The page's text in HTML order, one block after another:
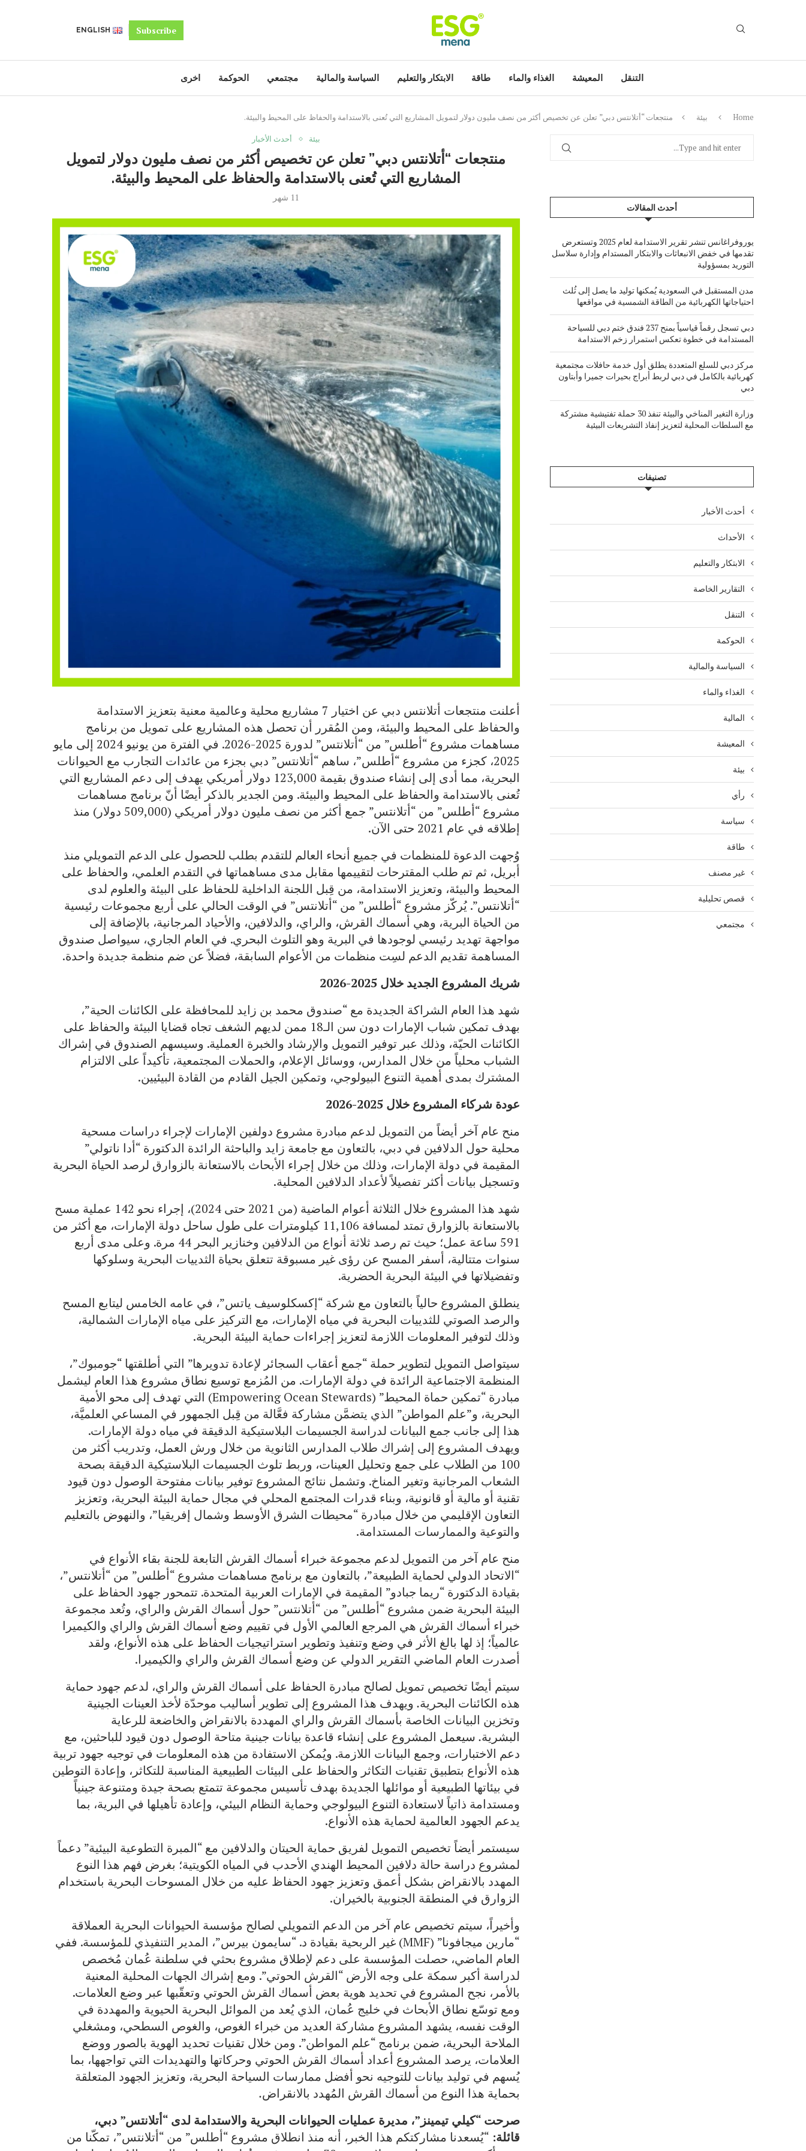
Subscribe
ENGLISH
التنقل المعيشة الغذاء والماء طاقة الابتكار والتعليم السياسة والمالية مجتمعي الحوكمة اخرى
Home بيئة
منتجعات “أتلانتس دبي” تعلن عن تخصيص أكثر من نصف مليون دولار لتمويل المشاريع التي تُعنى بالاستدامة والحفاظ على المحيط والبيئة.
بيئة
أحدث الأخبار
منتجعات “أتلانتس دبي” تعلن عن تخصيص أكثر من نصف مليون دولار لتمويل
المشاريع التي تُعنى بالاستدامة والحفاظ على المحيط والبيئة.
11 شهر
أعلنت منتجعات أتلانتس دبي عن اختيار 7 مشاريع محلية وعالمية معنية بتعزيز الاستدامة
والحفاظ على المحيط والبيئة، ومن المُقرر أن تحصل هذه المشاريع على تمويل من برنامج
مساهمات مشروع “أطلس” من “أتلانتس” لدورة 2025-2026. في الفترة من يونيو 2024 إلى مايو
2025، كجزء من مشروع “أطلس”، ساهم “أتلانتس” دبي بجزء من عائدات التجارب مع الحيوانات
البحرية، مما أدى إلى إنشاء صندوق بقيمة 123,000 دولار أمريكي يهدف إلى دعم المشاريع التي
تُعنى بالاستدامة والحفاظ على المحيط والبيئة. ومن الجدير بالذكر أيضًا أنّ برنامج مساهمات
مشروع “أطلس” من “أتلانتس” جمع أكثر من نصف مليون دولار أمريكي (509,000 دولار) منذ
إطلاقه في عام 2021 حتى الآن.
وُجهت الدعوة للمنظمات في جميع أنحاء العالم للتقدم بطلب للحصول على الدعم التمويلي منذ
أبريل، ثم تم طلب المقترحات لتقييمها مقابل مدى مساهماتها في التقدم العلمي، والحفاظ على
المحيط والبيئة، وتعزيز الاستدامة، من قِبل اللجنة الداخلية للحفاظ على البيئة والعلوم لدى
“أتلانتس”. يُركّز مشروع “أطلس” من “أتلانتس” في الوقت الحالي على أربع مجموعات رئيسية
من الحياة البرية، وهي أسماك القرش، والراي، والدلافين، والأحياد المرجانية، بالإضافة إلى
مواجهة تهديد رئيسي لوجودها في البرية وهو التلوث البحري. في العام الجاري، سيواصل صندوق
المساهمة تقديم الدعم لسِت منظمات من الأعوام السابقة، فضلاً عن ضم منظمة جديدة واحدة.
شريك المشروع الجديد خلال 2025-2026
شهد هذا العام الشراكة الجديدة مع “صندوق محمد بن زايد للمحافظة على الكائنات الحية”،
بهدف تمكين شباب الإمارات دون سن الـ18 ممن لديهم الشغف تجاه قضايا البيئة والحفاظ على
الكائنات الحيّة، وذلك عبر توفير التمويل والإرشاد والخبرة العملية. وسيسهم الصندوق في إشراك
الشباب محلياً من خلال المدارس، ووسائل الإعلام، والحملات المجتمعية، تأكيداً على الالتزام
المشترك بمدى أهمية التنوع البيولوجي، وتمكين الجيل القادم من القادة البيئيين.
عودة شركاء المشروع خلال 2025-2026
منح عام آخر أيضاً من التمويل لدعم مبادرة مشروع دولفين الإمارات لإجراء دراسات مسحية
محلية حول الدلافين في دبي، بالتعاون مع جامعة زايد والباحثة الرائدة الدكتورة “أدا ناتولي”
المقيمة في دولة الإمارات، وذلك من خلال إجراء الأبحاث بالاستعانة بالزوارق لرصد الحياة البحرية
وتسجيل بيانات أكثر تفصيلاً لأعداد الدلافين المحلية.
شهد هذا المشروع خلال الثلاثة أعوام الماضية (من 2021 حتى 2024)، إجراء نحو 142 عملية مسح
بالاستعانة بالزوارق تمتد لمسافة 11,106 كيلومترات على طول ساحل دولة الإمارات، مع أكثر من
591 ساعة عمل؛ حيث تم رصد ثلاثة أنواع من الدلافين وخنازير البحر 44 مرة. وعلى مدى أربع
سنوات متتالية، أسفر المسح عن رؤى غير مسبوقة تتعلق بحياة الثدييات البحرية وسلوكها
وتفضيلاتها في البيئة البحرية الحضرية.
ينطلق المشروع حالياً بالتعاون مع شركة “إكسكلوسيف ياتس”، في عامه الخامس ليتابع المسح
والرصد الصوتي للثدييات البحرية في مياه الإمارات، مع التركيز على مياه الإمارات الشمالية،
وذلك لتوفير المعلومات اللازمة لتعزيز إجراءات حماية البيئة البحرية.
سيتواصل التمويل لتطوير حملة “جمع أعقاب السجائر لإعادة تدويرها” التي أطلقتها “جومبوك”،
المنظمة الاجتماعية الرائدة في دولة الإمارات. من المُزمع توسيع نطاق مشروع هذا العام ليشمل
مبادرة “تمكين حماة المحيط” (Empowering Ocean Stewards) التي تهدف إلى محو الأمية
البحرية، و”علم المواطن” الذي يتضمَّن مشاركة فعَّالة من قِبل الجمهور في المساعي العلميَّة،
هذا إلى جانب جمع البيانات لدراسة الجسيمات البلاستيكية الدقيقة في مياه دولة الإمارات.
ويهدف المشروع إلى إشراك طلاب المدارس الثانوية من خلال ورش العمل، وتدريب أكثر من
100 من الطلاب على جمع وتحليل العينات، وربط تلوث الجسيمات البلاستيكية الدقيقة بصحة
الشعاب المرجانية وتغير المناخ. وتشمل نتائج المشروع توفير بيانات مفتوحة الوصول دون قيود
تقنية أو مالية أو قانونية، وبناء قدرات المجتمع المحلي في مجال حماية البيئة البحرية، وتعزيز
التعاون الإقليمي من خلال مبادرة “محيطات الشرق الأوسط وشمال إفريقيا”، والنهوض بالتعليم
والتوعية والممارسات المستدامة.
منح عام آخر من التمويل لدعم مجموعة خبراء أسماك القرش التابعة للجنة بقاء الأنواع في
“الاتحاد الدولي لحماية الطبيعة”، بالتعاون مع برنامج مساهمات مشروع “أطلس” من “أتلانتس”،
بقيادة الدكتورة “ريما جبادو” المقيمة في الإمارات العربية المتحدة. تتمحور جهود الحفاظ على
البيئة البحرية ضمن مشروع “أطلس” من “أتلانتس” حول أسماك القرش والراي، وتُعد مجموعة
خبراء أسماك القرش هي المرجع العالمي الأول في تقييم وضع أسماك القرش والراي والكيميرا
عالمياً؛ إذ لها بالغ الأثر في وضع وتنفيذ وتطوير استراتيجيات الحفاظ على هذه الأنواع، ولقد
أصدرت العام الماضي التقرير الدولي عن وضع أسماك القرش والراي والكيميرا.
سيتم أيضًا تخصيص تمويل لصالح مبادرة الحفاظ على أسماك القرش والراي، لدعم جهود حماية
هذه الكائنات البحرية. ويهدف هذا المشروع إلى تطوير أساليب موحدّة لأخذ العينات الجينية
وتخزين البيانات الخاصة بأسماك القرش والراي المهددة بالانقراض والخاضعة للرعاية
البشرية. سيعمل المشروع على إنشاء قاعدة بيانات جينية متاحة الوصول دون قيود للباحثين، مع
دعم الاختبارات، وجمع البيانات اللازمة. ويُمكن الاستفادة من هذه المعلومات في توجيه جهود تربية
هذه الأنواع بتطبيق تقنيات التكاثر والحفاظ على البيئات الطبيعية المناسبة للتكاثر، وإعادة التوطين
في بيئاتها الطبيعية أو موائلها الجديدة بهدف تأسيس مجموعة تتمتع بصحة جيدة ومتنوعة جينياً
ومستدامة ذاتياً لاستعادة التنوع البيولوجي وحماية النظام البيئي، وإعادة تأهيلها في البرية، بما
يدعم الجهود العالمية لحماية هذه الأنواع.
سيستمر أيضاً تخصيص التمويل لفريق حماية الحيتان والدلافين مع “المبرة التطوعية البيئية” دعماً
لمشروع دراسة حالة دلافين المحيط الهندي الأحدب في المياه الكويتية؛ بغرض فهم هذا النوع
المهدد بالانقراض بشكل أعمق وتعزيز جهود الحفاظ عليه من خلال المسوحات البحرية باستخدام
الزوارق في المنطقة الجنوبية بالخيران.
وأخيراً، سيتم تخصيص عام آخر من الدعم التمويلي لصالح مؤسسة الحيوانات البحرية العملاقة
“مارين ميجافونا” (MMF) غير الربحية بقيادة د. “سايمون بيرس”، المدير التنفيذي للمؤسسة. ففي
العام الماضي، حصلت المؤسسة على دعم لإطلاق مشروع بحثي في سلطنة عُمان مُخصص
لدراسة أكبر سمكة على وجه الأرض “القرش الحوتي”. ومع إشراك الجهات المحلية المعنية
بالأمر، نجح المشروع في تحديد هوية بعض أسماك القرش الحوتي وتعقّبها عبر وضع العلامات.
ومع توسّع نطاق الأبحاث في خليج عُمان، الذي يُعد من الموائل البحرية الحيوية والمهددة في
الوقت نفسه، يشهد المشروع مشاركة العديد من خبراء الغوص، والغوص السطحي، ومشغلي
الملاحة البحرية، ضمن برنامج “علم المواطن”. ومن خلال تقنيات تحديد الهوية بالصور ووضع
العلامات، يرصد المشروع أعداد أسماك القرش الحوتي وحركاتها والتهديدات التي تواجهها، بما
يُسهم في توليد بيانات للتوجيه نحو أفضل ممارسات السياحة البحرية، وتعزيز الجهود المتعلقة
بحماية هذا النوع من أسماك القرش المُهدد بالانقراض.
صرحت “كيلي تيمينز”، مديرة عمليات الحيوانات البحرية والاستدامة لدى “أتلانتس” دبي،
قائلة: “يُسعدنا مشاركتكم هذا الخبر، أنه منذ انطلاق مشروع “أطلس” من “أتلانتس”، تمكّنا من
أحدث المقالات
يوروفراغانس تنشر تقرير الاستدامة لعام 2025 وتستعرض
تقدمها في خفض الانبعاثات والابتكار المستدام وإدارة سلاسل
التوريد بمسؤولية
مدن المستقبل في السعودية يُمكنها توليد ما يصل إلى ثُلث
احتياجاتها الكهربائية من الطاقة الشمسية في مواقعها
دبي تسجل رقماً قياسياً بمنح 237 فندق ختم دبي للسياحة
المستدامة في خطوة تعكس استمرار زخم الاستدامة
مركز دبي للسلع المتعددة يطلق أول خدمة حافلات مجتمعية
كهربائية بالكامل في دبي لربط أبراج بحيرات جميرا وأبتاون
دبي
وزارة التغير المناخي والبيئة تنفذ 30 حملة تفتيشية مشتركة
مع السلطات المحلية لتعزيز إنفاذ التشريعات البيئية
تصنيفات
أحدث الأخبار
الأحداث
الابتكار والتعليم
التقارير الخاصة
التنقل
الحوكمة
السياسة والمالية
الغذاء والماء
المالية
المعيشة
بيئة
رأي
سياسة
طاقة
غير مصنف
قصص تحليلية
مجتمعي